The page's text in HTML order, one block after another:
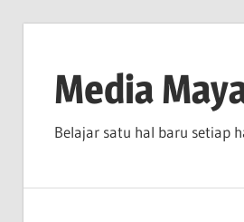
contentMedia
Belajar satu hal baru setiap